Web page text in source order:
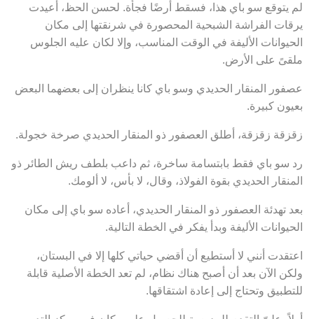
لم يتوقع سو باي هذا، فسقط أرضًا فجأة. لحسن الحظ، أُعيدت
يرقات الفراشة الشبحية المحصورة في شرنقتها إلى مكان
الحيوانات الأليفة في الوقت المناسب، وإلا لكان عليه الجلوس
ملقىً على الأرض.
عصفور المنقار الحديدي وسو باي كانا ينظران إلى بعضهما البعض
بعيون كبيرة.
زقزقة زقزقة، أطلق العصفور ذو المنقار الحديدي صرخة خجولة.
رد سو باي فقط بابتسامة ساخرة، ثم داعب بلطف ريش الطائر ذو
المنقار الحديدي بقوة الفولاذ، وقال، لا بأس، لا ألومك.
بعد تهدئة العصفور ذو المنقار الحديدي، أعاده سو باي إلى مكان
الحيوانات الأليفة وبدأ يفكر في الخطة التالية.
اعتقدت أنني لا أستطيع أن أقضي حياتي كلها إلا في البستان،
ولكن الآن بعد أن أصبح هناك نظام، لم تعد الخطة الأصلية قابلة
للتطبيق وتحتاج إلى إعادة اشتقاقها.